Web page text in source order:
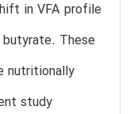
in VFA profile
These
nutritionally
study